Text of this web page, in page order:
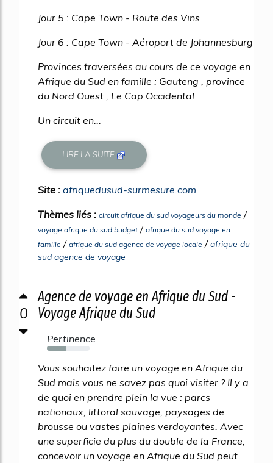
Jour 5 : Cape Town - Route des Vins
Jour 6 : Cape Town - Aéroport de Johannesburg
Provinces traversées au cours de ce voyage en
Afrique du Sud en famille : Gauteng , province
du Nord Ouest , Le Cap Occidental
Un circuit en...
LIRE LA SUITE
Site : afriquedusud-surmesure.com
Thèmes liés : circuit afrique du sud voyageurs du monde /
voyage afrique du sud budget/ afrique du sud voyage en
famille / afrique du sud agence de voyage locale /afrique du
sud agence de voyage
0
Agence de voyage en Afrique du Sud -
Voyage Afrique du Sud
Pertinence
45%
Vous souhaitez faire un voyage en Afrique du
Sud mais vous ne savez pas quoi visiter ? Il y a
de quoi en prendre plein la vue : parcs
nationaux, littoral sauvage, paysages de
brousse ou vastes plaines verdoyantes. Avec
une superficie du plus du double de la France,
concevoir un voyage en Afrique du Sud peut